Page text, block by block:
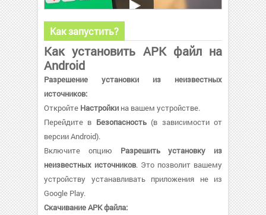
Как запустить?
Как установить APK файл на
Android
Разрешение установки из неизвестных
источников:
Откройте Настройки на вашем устройстве.
Перейдите в Безопасность(в зависимости от
версии Android).
Включите опцию Разрешить установку из
неизвестных источников. Это позволит вашему
устройству устанавливать приложения не из
Google Play.
Скачивание APK файла: